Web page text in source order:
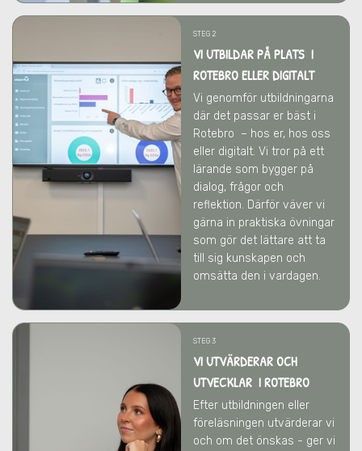
STEG 2
VI UTBILDAR PÅ PLATS I
ROTEBRO ELLER DIGITALT
Vi genomför utbildningarna
där det passar er bäst i
Rotebro – hos er, hos oss
eller digitalt. Vi tror på ett
lärande som bygger på
dialog, frågor och
reflektion. Därför väver vi
gärna in praktiska övningar
som gör det lättare att ta
till sig kunskapen och
omsätta den i vardagen.
STEG 3
VI UTVÄRDERAR OCH
UTVECKLAR I ROTEBRO
Efter utbildningen eller
föreläsningen utvärderar vi
och om det önskas - ger vi